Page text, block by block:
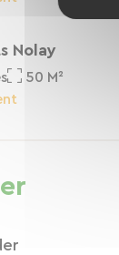
Nolay
50 M²